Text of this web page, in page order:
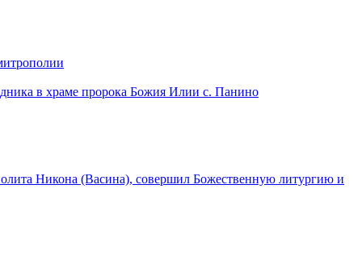
в храме пророка Божия Илии с. Панино
Никона (Васина), совершил Божественную литургию и